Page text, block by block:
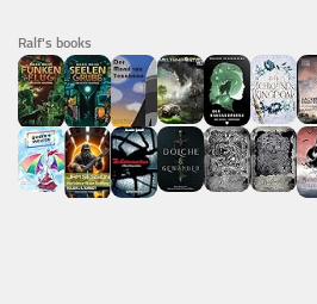
Ralf's books